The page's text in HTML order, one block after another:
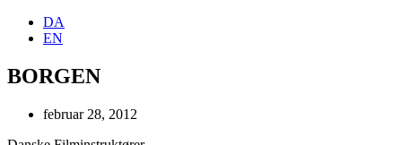
DA
EN
BORGEN
februar 28, 2012